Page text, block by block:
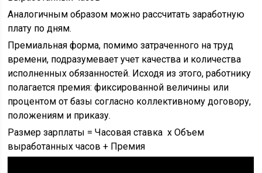
Аналогичным образом можно рассчитать заработную
плату по дням.
Премиальная форма, помимо затраченного на труд
времени, подразумевает учет качества и количества
исполненных обязанностей. Исходя из этого, работнику
полагается премия: фиксированной величины или
процентом от базы согласно коллективному договору,
положениям и приказу.
Размер зарплаты = Часовая ставка х Объем
выработанных часов + Премия